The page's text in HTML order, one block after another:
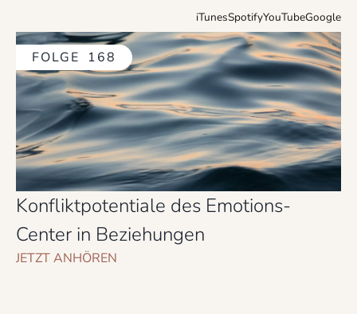
iTunesSpotifyYouTubeGoogle
FOLGE 168
Konfliktpotentiale des Emotions-
Center in Beziehungen
JETZT ANHÖREN